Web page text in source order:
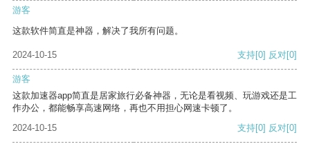
游客
这款软件简直是神器，解决了我所有问题。
2024-10-15 支持[0] 反对[0]
游客
这款加速器app简直是居家旅行必备神器，无论是看视频、玩游戏还是工
作办公，都能畅享高速网络，再也不用担心网速卡顿了。
2024-10-15
支持[0] 反对[0]